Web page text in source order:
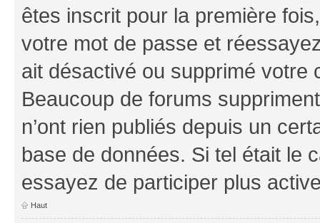
êtes inscrit pour la première
votre mot de passe et
ait désactivé ou supprimé votre
Beaucoup de forums
n’ont rien publiés depuis un
base de données. Si tel était le
essayez de participer plus
Haut